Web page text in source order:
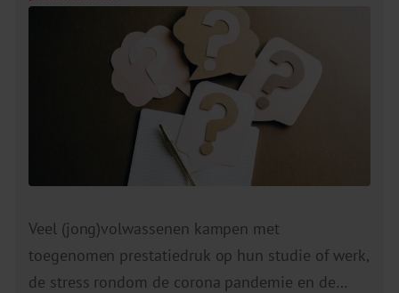
Veel (jong)volwassenen kampen met
toegenomen prestatiedruk op hun studie of werk,
de stress rondom de corona pandemie en de